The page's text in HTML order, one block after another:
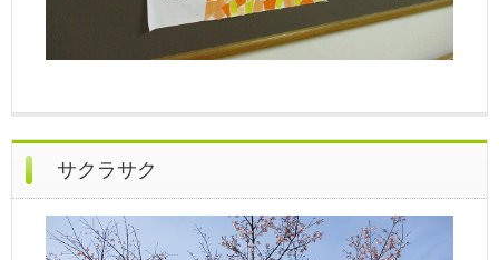
サクラサク